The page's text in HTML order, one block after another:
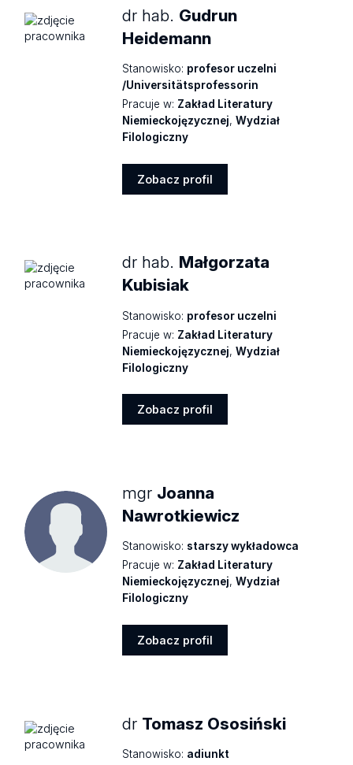
dr hab. Gudrun
Heidemann
Stanowisko: profesor uczelni
/Universitätsprofessorin
Pracuje w: Zakład Literatury
Niemieckojęzycznej,Wydział
Filologiczny
Zobacz profil
dr hab. Małgorzata
Kubisiak
Stanowisko: profesor uczelni
Pracuje w: Zakład Literatury
Niemieckojęzycznej,Wydział
Filologiczny
Zobacz profil
mgr Joanna
Nawrotkiewicz
Stanowisko: starszy wykładowca
Pracuje w: Zakład Literatury
Niemieckojęzycznej,Wydział
Filologiczny
Zobacz profil
dr Tomasz Ososiński
Stanowisko: adiunkt